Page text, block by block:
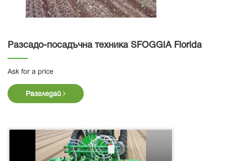
Разсадо-посадъчна техника SFOGGIA Florida
Ask for a price
Разгледай